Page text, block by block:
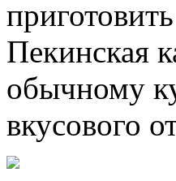
Пекинская
обычному
вкусового